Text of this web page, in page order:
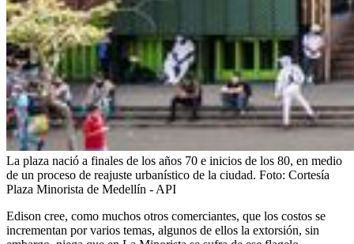
La plaza nació a finales de los años 70 e inicios de los 80, en medio
de un proceso de reajuste urbanístico de la ciudad. Foto: Cortesía
Plaza Minorista de Medellín - API
Edison cree, como muchos otros comerciantes, que los costos se
incrementan por varios temas, algunos de ellos la extorsión, sin